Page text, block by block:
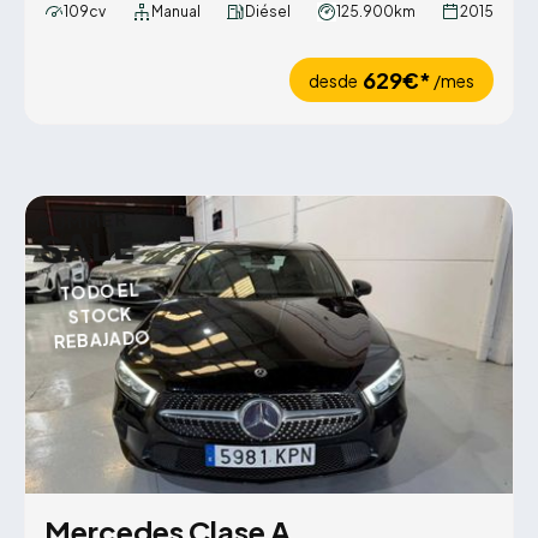
109cv Manual Diésel 125.900km 2015
desde 629€* /mes
SUMMER
SALE
TODO EL
STOCK
REBAJADO
Mercedes Clase A